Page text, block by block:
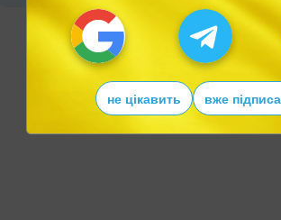
не цікавить вже